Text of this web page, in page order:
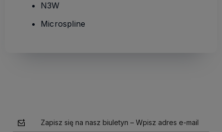
N3W
Microspline
Zapisz się na nasz biuletyn – Wpisz adres e-mail